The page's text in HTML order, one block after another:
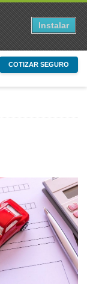
COTIZAR SEGURO
Instalar